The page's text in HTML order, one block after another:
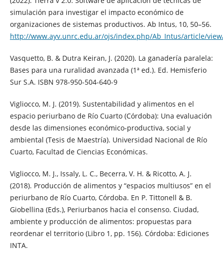
simulación para investigar el impacto económico de
organizaciones de sistemas productivos. Ab Intus, 10, 50–56.
http://www.ayv.unrc.edu.ar/ojs/index.php/Ab_Intus/article/
Vasquetto, B. & Dutra Keiran, J. (2020). La ganadería paralela:
Bases para una ruralidad avanzada (1ª ed.). Ed. Hemisferio
Sur S.A. ISBN 978-950-504-640-9
Vigliocco, M. J. (2019). Sustentabilidad y alimentos en el
espacio periurbano de Río Cuarto (Córdoba): Una evaluación
desde las dimensiones económico-productiva, social y
ambiental (Tesis de Maestría). Universidad Nacional de Río
Cuarto, Facultad de Ciencias Económicas.
Vigliocco, M. J., Issaly, L. C., Becerra, V. H. & Ricotto, A. J.
(2018). Producción de alimentos y “espacios multiusos” en el
periurbano de Río Cuarto, Córdoba. En P. Tittonell & B.
Giobellina (Eds.), Periurbanos hacia el consenso. Ciudad,
ambiente y producción de alimentos: propuestas para
reordenar el territorio (Libro 1, pp. 156). Córdoba: Ediciones
INTA.